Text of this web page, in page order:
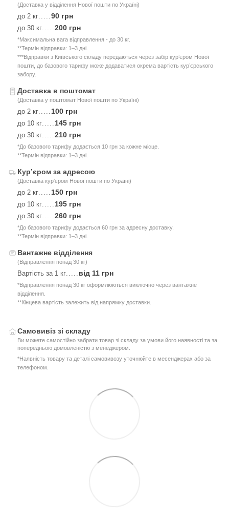
(Доставка у відділення Нової пошти по Україні)
до 2 кг 90 грн
до 30 кг 200 грн
*Максимальна вага відправлення - до 30 кг.
**Термін відправки: 1–3 дні.
***Відправки з Київського складу передаються через забір курʼєром Нової
пошти, до базового тарифу може додаватися окрема вартість курʼєрського
забору.
Доставка в поштомат
(Доставка у поштомат Нової пошти по Україні)
до 2 кг 100 грн
до 10 кг 145 грн
до 30 кг 210 грн
*До базового тарифу додається 10 грн за кожне місце.
**Термін відправки: 1–3 дні.
Курʼєром за адресою
(Доставка курʼєром Нової пошти по Україні)
до 2 кг 150 грн
до 10 кг 195 грн
до 30 кг 260 грн
*До базового тарифу додається 60 грн за адресну доставку.
**Термін відправки: 1–3 дні.
Вантажне відділення
(Відправлення понад 30 кг)
Вартість за 1 кг від 11 грн
*Відправлення понад 30 кг оформлюються виключно через вантажне
відділення.
**Кінцева вартість залежить від напрямку доставки.
Самовивіз зі складу
Ви можете самостійно забрати товар зі складу за умови його наявності та за
попередньою домовленістю з менеджером.
*Наявність товару та деталі самовивозу уточнюйте в месенджерах або за
телефоном.